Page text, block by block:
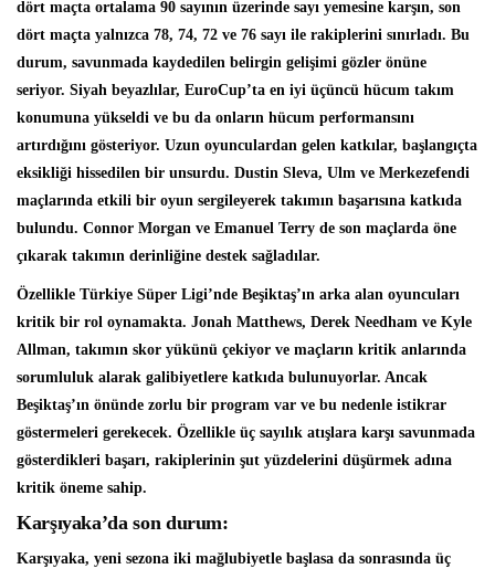
dört maçta ortalama 90 sayının üzerinde sayı yemesine karşın, son
dört maçta yalnızca 78, 74, 72 ve 76 sayı ile rakiplerini sınırladı. Bu
durum, savunmada kaydedilen belirgin gelişimi gözler önüne
seriyor. Siyah beyazlılar, EuroCup’ta en iyi üçüncü hücum takım
konumuna yükseldi ve bu da onların hücum performansını
artırdığını gösteriyor. Uzun oyunculardan gelen katkılar, başlangıçta
eksikliği hissedilen bir unsurdu. Dustin Sleva, Ulm ve Merkezefendi
maçlarında etkili bir oyun sergileyerek takımın başarısına katkıda
bulundu. Connor Morgan ve Emanuel Terry de son maçlarda öne
çıkarak takımın derinliğine destek sağladılar.
Özellikle Türkiye Süper Ligi’nde Beşiktaş’ın arka alan oyuncuları
kritik bir rol oynamakta. Jonah Matthews, Derek Needham ve Kyle
Allman, takımın skor yükünü çekiyor ve maçların kritik anlarında
sorumluluk alarak galibiyetlere katkıda bulunuyorlar. Ancak
Beşiktaş’ın önünde zorlu bir program var ve bu nedenle istikrar
göstermeleri gerekecek. Özellikle üç sayılık atışlara karşı savunmada
gösterdikleri başarı, rakiplerinin şut yüzdelerini düşürmek adına
kritik öneme sahip.
Karşıyaka’da son durum:
Karşıyaka, yeni sezona iki mağlubiyetle başlasa da sonrasında üç